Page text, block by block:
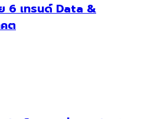
6 เทรนด์ Data &
ต